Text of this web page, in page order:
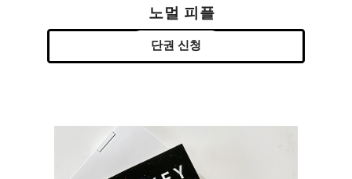
노멀 피플
단권 신청